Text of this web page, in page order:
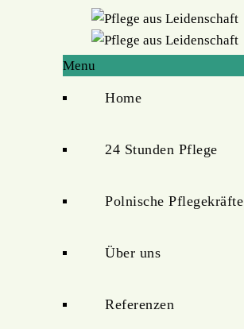
Menu
Home
24 Stunden Pflege
Polnische Pflegekräfte
Über uns
Referenzen